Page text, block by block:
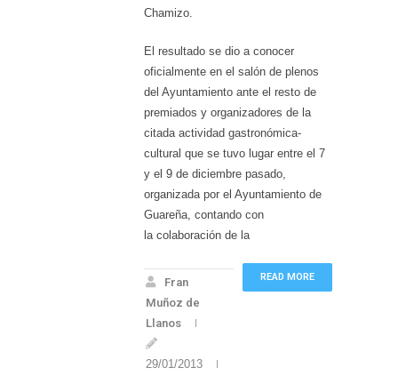
Chamizo.
El resultado se dio a conocer
oficialmente en el salón de plenos
del Ayuntamiento ante el resto de
premiados y organizadores de la
citada actividad gastronómica-
cultural que se tuvo lugar entre el 7
y el 9 de diciembre pasado,
organizada por el Ayuntamiento de
Guareña, contando con
la colaboración de la
READ MORE
Fran
Muñoz de
Llanos
29/01/2013